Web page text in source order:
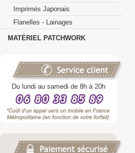
Imprimés Japonais
Flanelles - Lainages
MATÉRIEL PATCHWORK
Du lundi au samedi de 8h à 20h